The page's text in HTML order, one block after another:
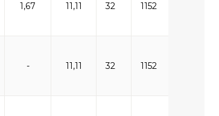
1,67 11,11 32 1152
- 11,11 32 1152